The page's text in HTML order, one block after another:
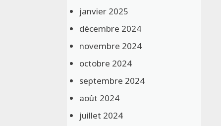
janvier 2025
décembre 2024
novembre 2024
octobre 2024
septembre 2024
août 2024
juillet 2024